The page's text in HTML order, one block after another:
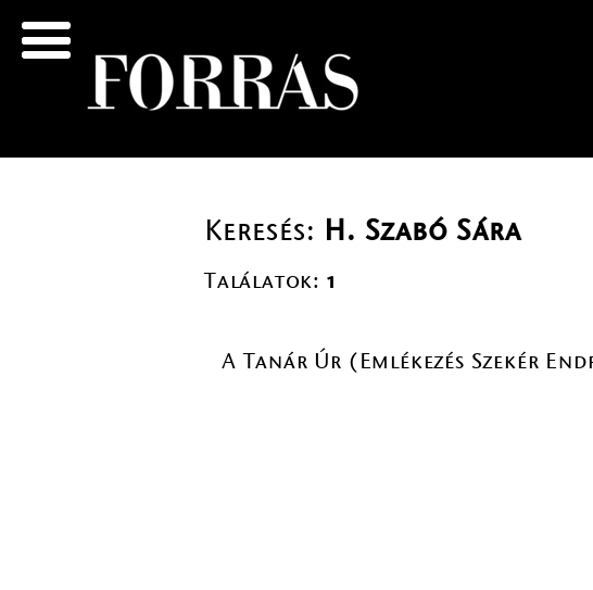
Keresés: H. Szabó Sára
Találatok: 1
A Tanár Úr (Emlékezés Szekér